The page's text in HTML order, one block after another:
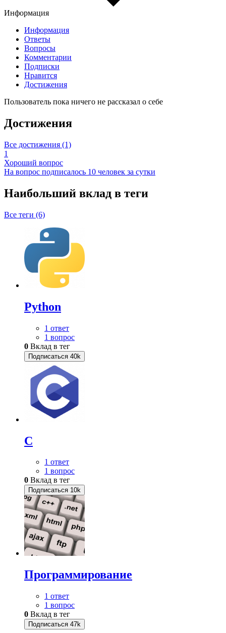
Информация
Информация
Ответы
Вопросы
Комментарии
Подписки
Нравится
Достижения
Пользователь пока ничего не рассказал о себе
Достижения
Все достижения (1)
1
Хороший вопрос
На вопрос подписалось 10 человек за сутки
Наибольший вклад в теги
Все теги (6)
Python
1 ответ
1 вопрос
0 Вклад в тег
Подписаться 40k
C
1 ответ
1 вопрос
0 Вклад в тег
Подписаться 10k
Программирование
1 ответ
1 вопрос
0 Вклад в тег
Подписаться 47k